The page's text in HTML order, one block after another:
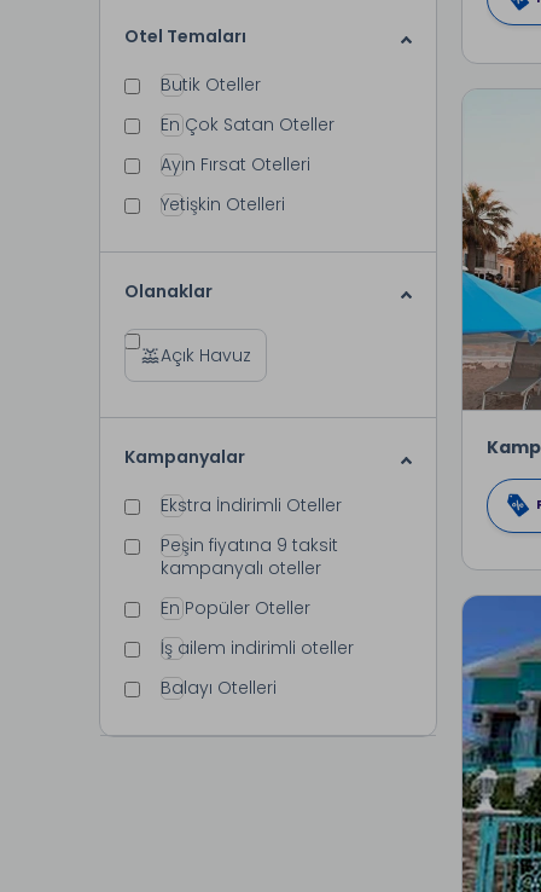
Otel Temaları
Butik Oteller
En Çok Satan Oteller
Ayın Fırsat Otelleri
Yetişkin Otelleri
Olanaklar
Açık Havuz
Kampanyalar
Ekstra İndirimli Oteller
Peşin fiyatına 9 taksit
kampanyalı oteller
En Popüler Oteller
İş ailem indirimli oteller
Balayı Otelleri